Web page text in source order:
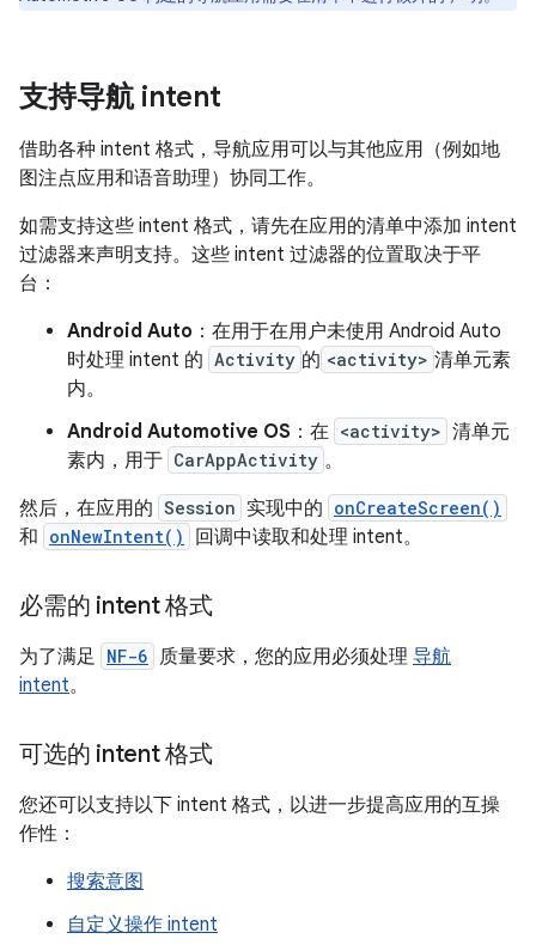
支持导航 intent
借助各种 intent 格式，导航应用可以与其他应用（例如地
图注点应用和语音助理）协同工作。
如需支持这些 intent 格式，请先在应用的清单中添加 intent
过滤器来声明支持。这些 intent 过滤器的位置取决于平
台：
Android Auto ：在用于在用户未使用 Android Auto
时处理 intent 的 Activity 的 <activity> 清单元素
内。
Android Automotive OS ：在 <activity> 清单元
素内，用于 CarAppActivity 。
然后，在应用的 Session 实现中的 onCreateScreen()
和 onNewIntent() 回调中读取和处理 intent。
必需的 intent 格式
为了满足 NF-6 质量要求，您的应用必须处理 导航
intent。
可选的 intent 格式
您还可以支持以下 intent 格式，以进一步提高应用的互操
作性：
搜索意图
自定义操作 intent